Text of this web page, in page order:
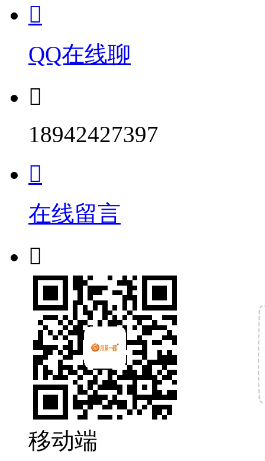

QQ在线聊

18942427397

在线留言

移动端